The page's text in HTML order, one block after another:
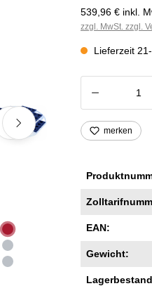
539,96 € inkl.
zzgl. MwSt. zzgl.
Lieferzeit
merken
EAN:
Gewicht: